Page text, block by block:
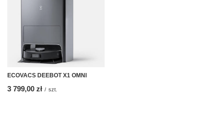
ECOVACS DEEBOT X1 OMNI
3 799,00 zł / szt.